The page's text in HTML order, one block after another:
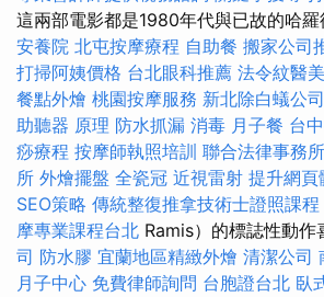
這兩部電影都是1980年代與已故的哈
安養院 北屯按摩療程 自助餐 搬家公司
打掃阿姨價格 台北眼科推薦 法令紋醫美
餐點外燴 桃園按摩服務 新北除白蟻公司
助聽器 原理 防水抓漏 消毒 月子餐 台
痧療程 按摩師執照培訓 聯合法律事務所
所 外燴擺盤 全瓷冠 近視雷射 提升網頁
SEO策略 傳統整復推拿技術士證照課程
摩專業課程台北 Ramis）的標誌性動作
司 防水膠 宜蘭地區精緻外燴 清潔公司
月子中心 免費律師詢問 台胞證台北 臥